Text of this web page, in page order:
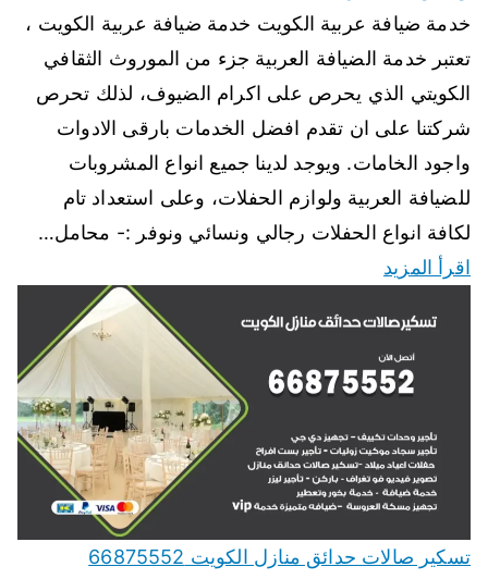
خدمة ضيافة عربية الكويت خدمة ضيافة عربية الكويت ،
تعتبر خدمة الضيافة العربية جزء من الموروث الثقافي
الكويتي الذي يحرص على اكرام الضيوف، لذلك تحرص
شركتنا على ان تقدم افضل الخدمات بارقى الادوات
واجود الخامات. ويوجد لدينا جميع انواع المشروبات
للضيافة العربية ولوازم الحفلات، وعلى استعداد تام
لكافة انواع الحفلات رجالي ونسائي ونوفر :- محامل…
اقرأ المزيد
تسكير صالات حدائق منازل الكويت 66875552